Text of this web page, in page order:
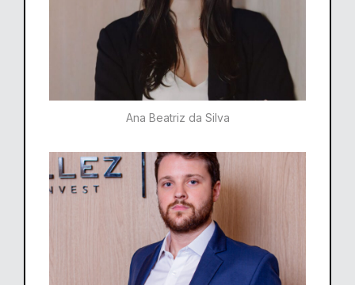
Ana Beatriz da Silva